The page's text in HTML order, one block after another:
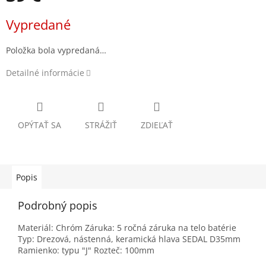
cena:
Vypredané
Položka bola vypredaná…
Detailné informácie
OPÝTAŤ SA STRÁŽIŤ ZDIEĽAŤ
Popis
Podrobný popis
Materiál: Chróm Záruka: 5 ročná záruka na telo batérie
Typ: Drezová, nástenná, keramická hlava SEDAL D35mm
Ramienko: typu "J" Rozteč: 100mm